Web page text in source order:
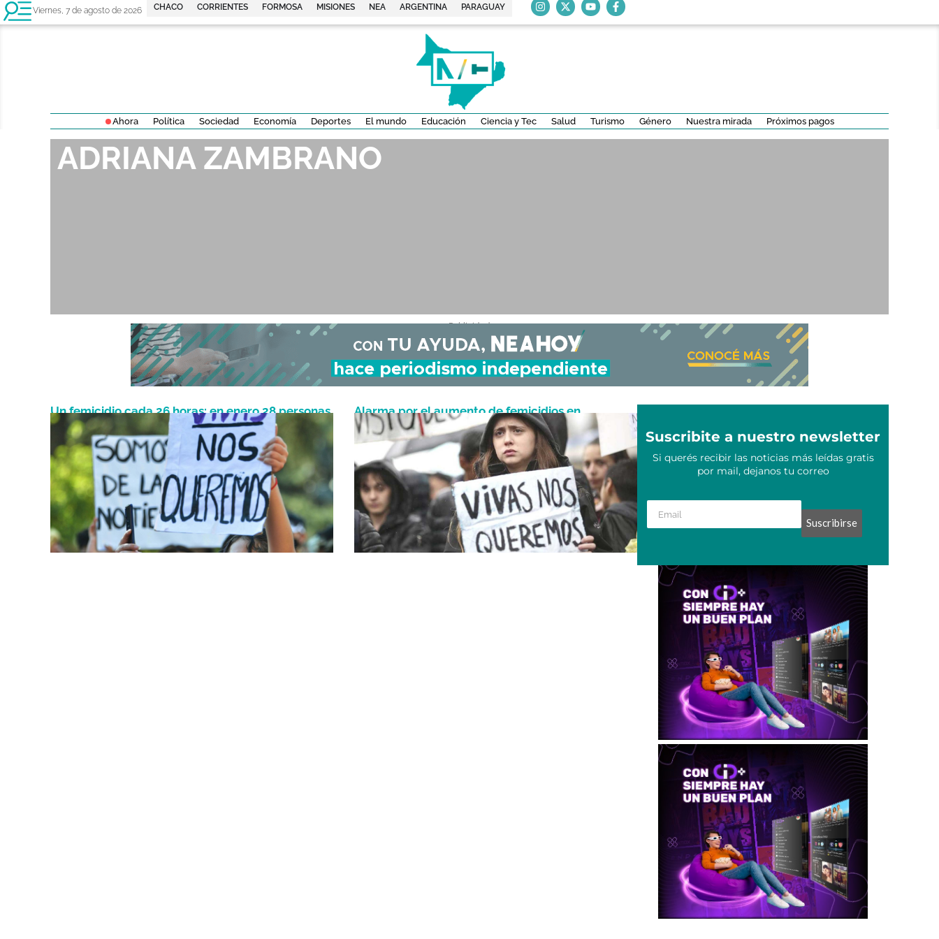
Viernes, 7 de agosto de 2026 CHACO CORRIENTES FORMOSA MISIONES NEA ARGENTINA PARAGUAY
Ahora Política Sociedad Economía Deportes El mundo Educación Ciencia y Tec Salud Turismo Género Nuestra mirada Próximos pagos
ADRIANA ZAMBRANO
- Publicidad -
Un femicidio cada 26 horas: en enero 28 personas
murieron por violencia de género
Febrero 4, 2025
Alarma por el aumento de femicidios en
Argentina: hubo 225 víctimas en nueve meses
Octubre 3, 2024
Suscribite a nuestro newsletter
Si querés recibir las noticias más leídas gratis
por mail, dejanos tu correo
Suscribirse